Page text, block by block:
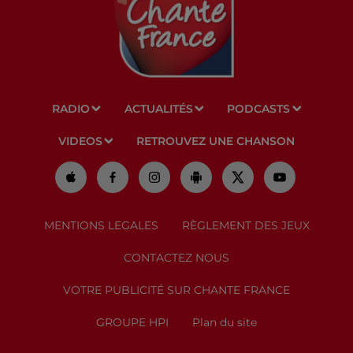
RADIO ACTUALITÉS PODCASTS
VIDEOS RETROUVEZ UNE CHANSON
MENTIONS LEGALES RÈGLEMENT DES JEUX
CONTACTEZ NOUS
VOTRE PUBLICITÉ SUR CHANTE FRANCE
GROUPE HPI Plan du site